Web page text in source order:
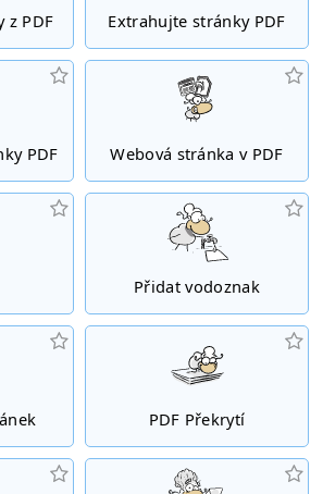
z PDF Extrahujte stránky PDF
PDF Webová stránka v PDF
Přidat vodoznak
PDF Překrytí